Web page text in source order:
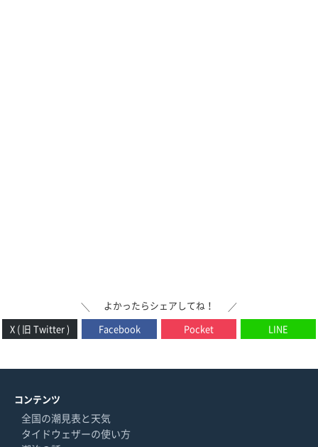
＼ よかったらシェアしてね！
／
X ( 旧 Twitter )
Facebook Pocket LINE
コンテンツ
全国の潮見表と天気
タイドウェザーの使い方